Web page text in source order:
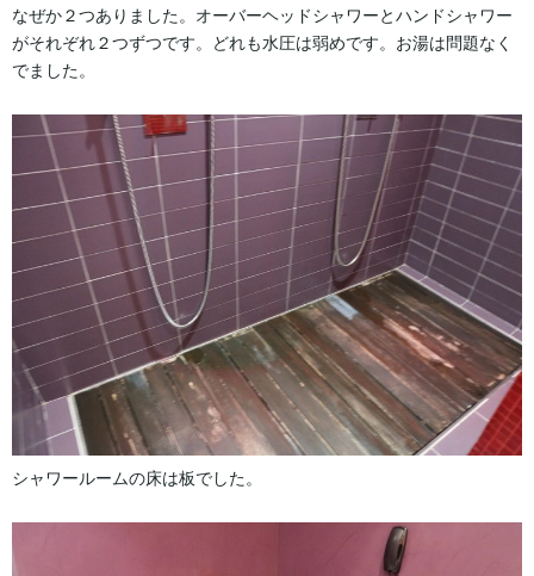
なぜか２つありました。オーバーヘッドシャワーとハンドシャワー
がそれぞれ２つずつです。どれも水圧は弱めです。お湯は問題なく
でました。
シャワールームの床は板でした。